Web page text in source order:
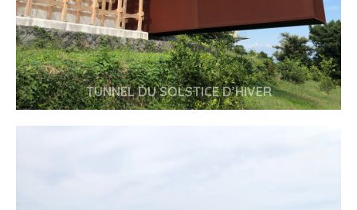
TUNNEL DU SOLSTICE D’HIVER